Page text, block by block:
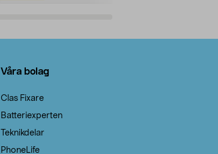
Våra bolag
Clas Fixare
Batteriexperten
Teknikdelar
PhoneLife